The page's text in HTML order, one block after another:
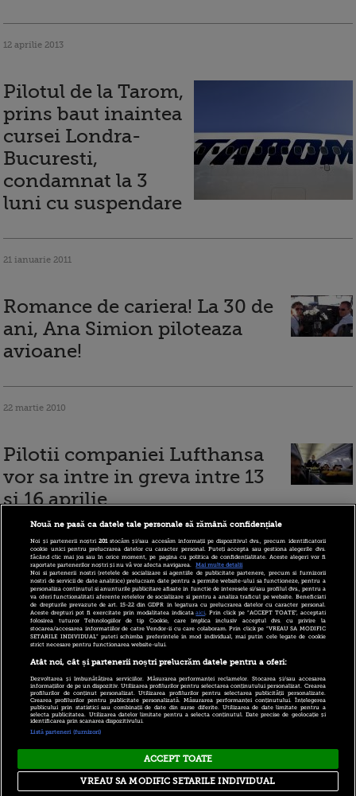
12 aprilie 2013
Pilotul de la Tarom,
prins baut inaintea
cursei Londra-
Bucuresti,
condamnat la 3
luni cu suspendare
21 ianuarie 2011
Romance de cariera! La 30 de
ani, Ana Simion piloteaza
avioane!
22 martie 2010
Pilotii companiei Lufthansa
vor sa intre in greva intre 13
si 16 aprilie
22 februarie 2010
Greva la British Airways?
Pilotii si stewardesele au
votat ca DA!
1 - 21 (din 21)
Copyright © 2026 PRO TV S.R.L |Politica de Cookie|
Politica Confidentialitate| RSS
Nouă ne pasă ca datele tale personale să rămână confidențiale
Noi și partenerii noștri201stocăm și/sau accesăm informații pe dispozitivul dvs., precum identificatorii
cookie unici pentru prelucrarea datelor cu caracter personal. Puteți accepta sau gestiona alegerile dvs.
făcând clic mai jos sau în orice moment, pe pagina cu politica de confidențialitate. Aceste alegeri vor fi
raportate partenerilor noștri și nu vă vor afecta navigarea.
Mai multe detalii
Noi si partenerii nostri (retelele de socializare si agentiile de publicitate partenere, precum si furnizorii
nostri de servicii de date analitice) prelucram date pentru a permite website-ului sa functioneze, pentru a
personaliza continutul si anunturile publicitare afisate in functie de interesele si/sau profilul dvs., pentru a
va oferi functionalitati aferente retelelor de socializare si pentru a analiza traficul pe website. Beneficiati
de drepturile prevazute de art. 15-22 din GDPR in legatura cu prelucrarea datelor cu caracter personal.
Aceste drepturi pot fi exercitate prin modalitatea indicataaici. Prin click pe “ACCEPT TOATE”, acceptati
folosirea tuturor Tehnologiilor de tip Cookie, care implica inclusiv acceptul dvs. cu privire la
stocarea/accesarea informatiilor de catre Vendor-ii cu care colaboram. Prin click pe “VREAU SA MODIFIC
SETARILE INDIVIDUAL” puteti schimba preferintele in mod individual, mai putin cele legate de cookie
strict necesare pentru functionarea website-ului.
Atât noi, cât și partenerii noștri prelucrăm datele pentru a oferi:
Dezvoltarea și îmbunătățirea serviciilor. Măsurarea performanței reclamelor. Stocarea și/sau accesarea
informațiilor de pe un dispozitiv. Utilizarea profilurilor pentru selectarea conținutului personalizat. Crearea
profilurilor de conținut personalizat. Utilizarea profilurilor pentru selectarea publicității personalizate.
Crearea profilurilor pentru publicitate personalizată. Măsurarea performanței conținutului. Înțelegerea
publicului prin statistici sau combinații de date din surse diferite. Utilizarea de date limitate pentru a
selecta publicitatea. Utilizarea datelor limitate pentru a selecta conținutul. Date precise de geolocație și
identificarea prin scanarea dispozitivului.
Listă parteneri (furnizori)
ACCEPT TOATE
VREAU SA MODIFIC SETARILE INDIVIDUAL